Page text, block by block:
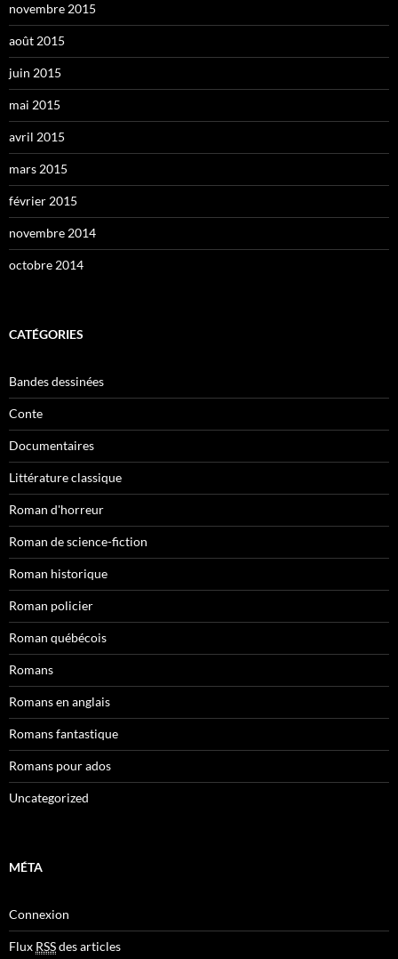
novembre 2015
août 2015
juin 2015
mai 2015
avril 2015
mars 2015
février 2015
novembre 2014
octobre 2014
CATÉGORIES
Bandes dessinées
Conte
Documentaires
Littérature classique
Roman d'horreur
Roman de science-fiction
Roman historique
Roman policier
Roman québécois
Romans
Romans en anglais
Romans fantastique
Romans pour ados
Uncategorized
MÉTA
Connexion
Flux RSSdes articles